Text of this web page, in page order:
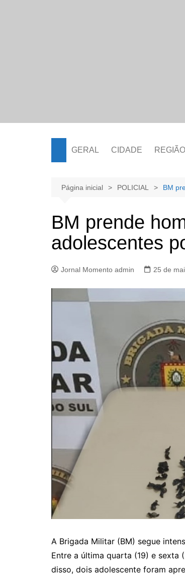
GERAL CIDADE REGIÃO
Página inicial POLICIAL BM
BM prende
adolescentes
Jornal Momento admin 25 de
A Brigada Militar (BM) segue
Entre a última quarta (19) e sexta
disso, dois adolescente foram